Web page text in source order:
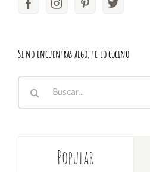
Si no encuentras algo, te lo cocino
Popular